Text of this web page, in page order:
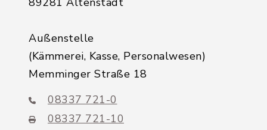
Außenstelle
(Kämmerei, Kasse, Personalwesen)
Memminger Straße 18
08337 721-0
08337 721-10